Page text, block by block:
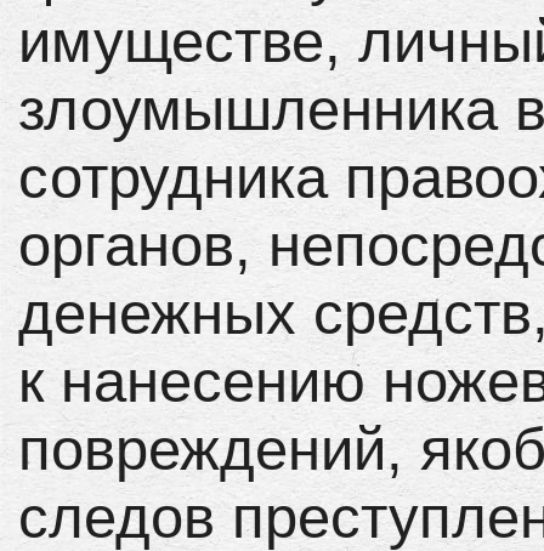
имуществе,
злоумышленника
сотрудника
органов,
денежных
к нанесению
повреждений,
следов